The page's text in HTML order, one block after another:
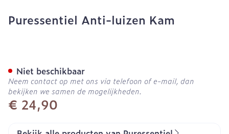
Puressentiel Anti-luizen Kam
€ 24,90
Niet beschikbaar
Neem contact op met ons via telefoon of e-mail, dan
bekijken we samen de mogelijkheden.